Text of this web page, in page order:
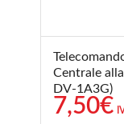
Centrale
DV-1A3G)
7,50€